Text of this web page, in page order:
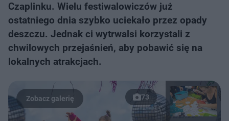
Czaplinku. Wielu festiwalowiczów już
ostatniego dnia szybko uciekało przez opady
deszczu. Jednak ci wytrwalsi korzystali z
chwilowych przejaśnień, aby pobawić się na
lokalnych atrakcjach.
73